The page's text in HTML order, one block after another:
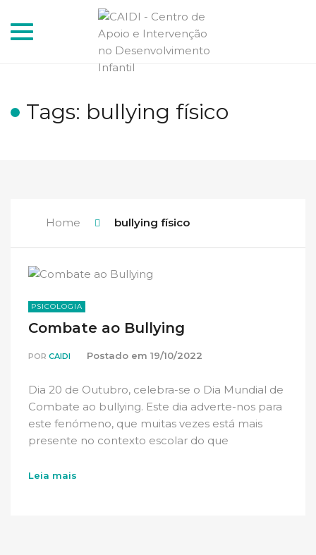
Toggle
Tags: bullying físico
Home bullying físico
PSICOLOGIA
Combate ao Bullying
POR CAIDI Postado em 19/10/2022
Dia 20 de Outubro, celebra-se o Dia Mundial de
Combate ao bullying. Este dia adverte-nos para
este fenómeno, que muitas vezes está mais
presente no contexto escolar do que
Leia mais